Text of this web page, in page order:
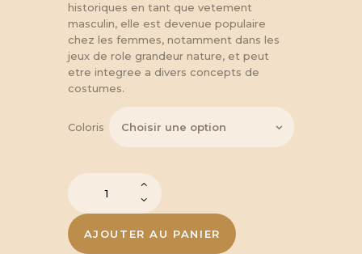
historiques en tant que vetement
masculin, elle est devenue populaire
chez les femmes, notamment dans les
jeux de role grandeur nature, et peut
etre integree a divers concepts de
costumes.
Coloris
quantité
de
Capuche
en
laine
AJOUTER AU PANIER